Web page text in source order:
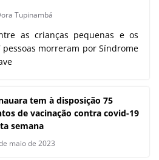
Tupinambá
as crianças pequenas e os
pessoas morreram por Síndrome
tem à disposição 75
de vacinação contra covid-19
semana
maio de 2023